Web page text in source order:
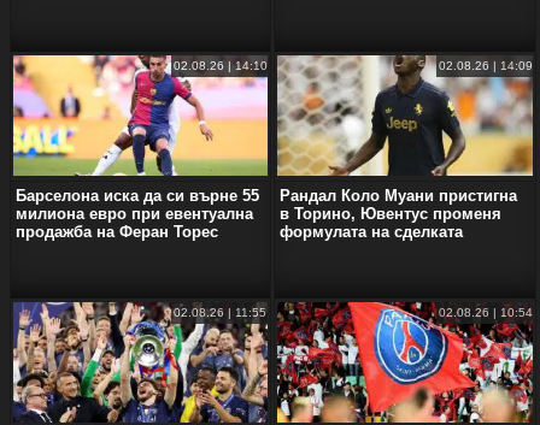
02.08.26 | 14:10
Барселона иска да си върне 55
милиона евро при евентуална
продажба на Феран Торес
02.08.26 | 14:09
Рандал Коло Муани пристигна
в Торино, Ювентус променя
формулата на сделката
02.08.26 | 11:55 02.08.26 | 10:54